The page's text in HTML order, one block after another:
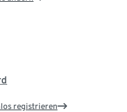
registrieren